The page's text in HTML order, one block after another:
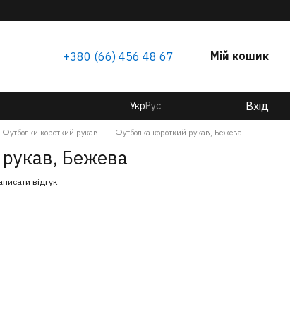
+380 (66) 456 48 67 Мій кошик
УкрРус Вхід
Футболки короткий рукав Футболка короткий рукав, Бежева
Бежева
відгук